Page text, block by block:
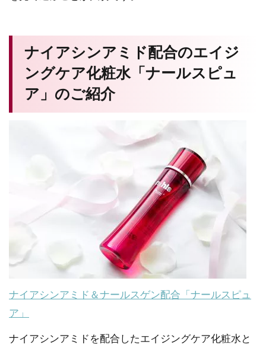
ナイアシンアミド配合のエイジ
ングケア化粧水「ナールスピュ
ア」のご紹介
ナイアシンアミド＆ナールスゲン配合「ナールスピュ
ア」
ナイアシンアミドを配合したエイジングケア化粧水と